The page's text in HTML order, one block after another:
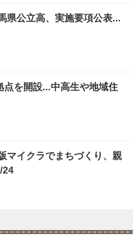
県公立高、実施要項公表...
点を開設...中高生や地域住
マイクラでまちづくり、親
24